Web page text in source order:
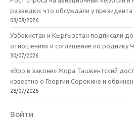
разведки: что обсуждали у президента
03/08/2026
Узбекистан и Кыргызстан подписали
отношениях и соглашение по роднику
30/07/2026
«Вор в законе» Жора Ташкентский
известно о Георгии Сорокине и
28/07/2026
Войти